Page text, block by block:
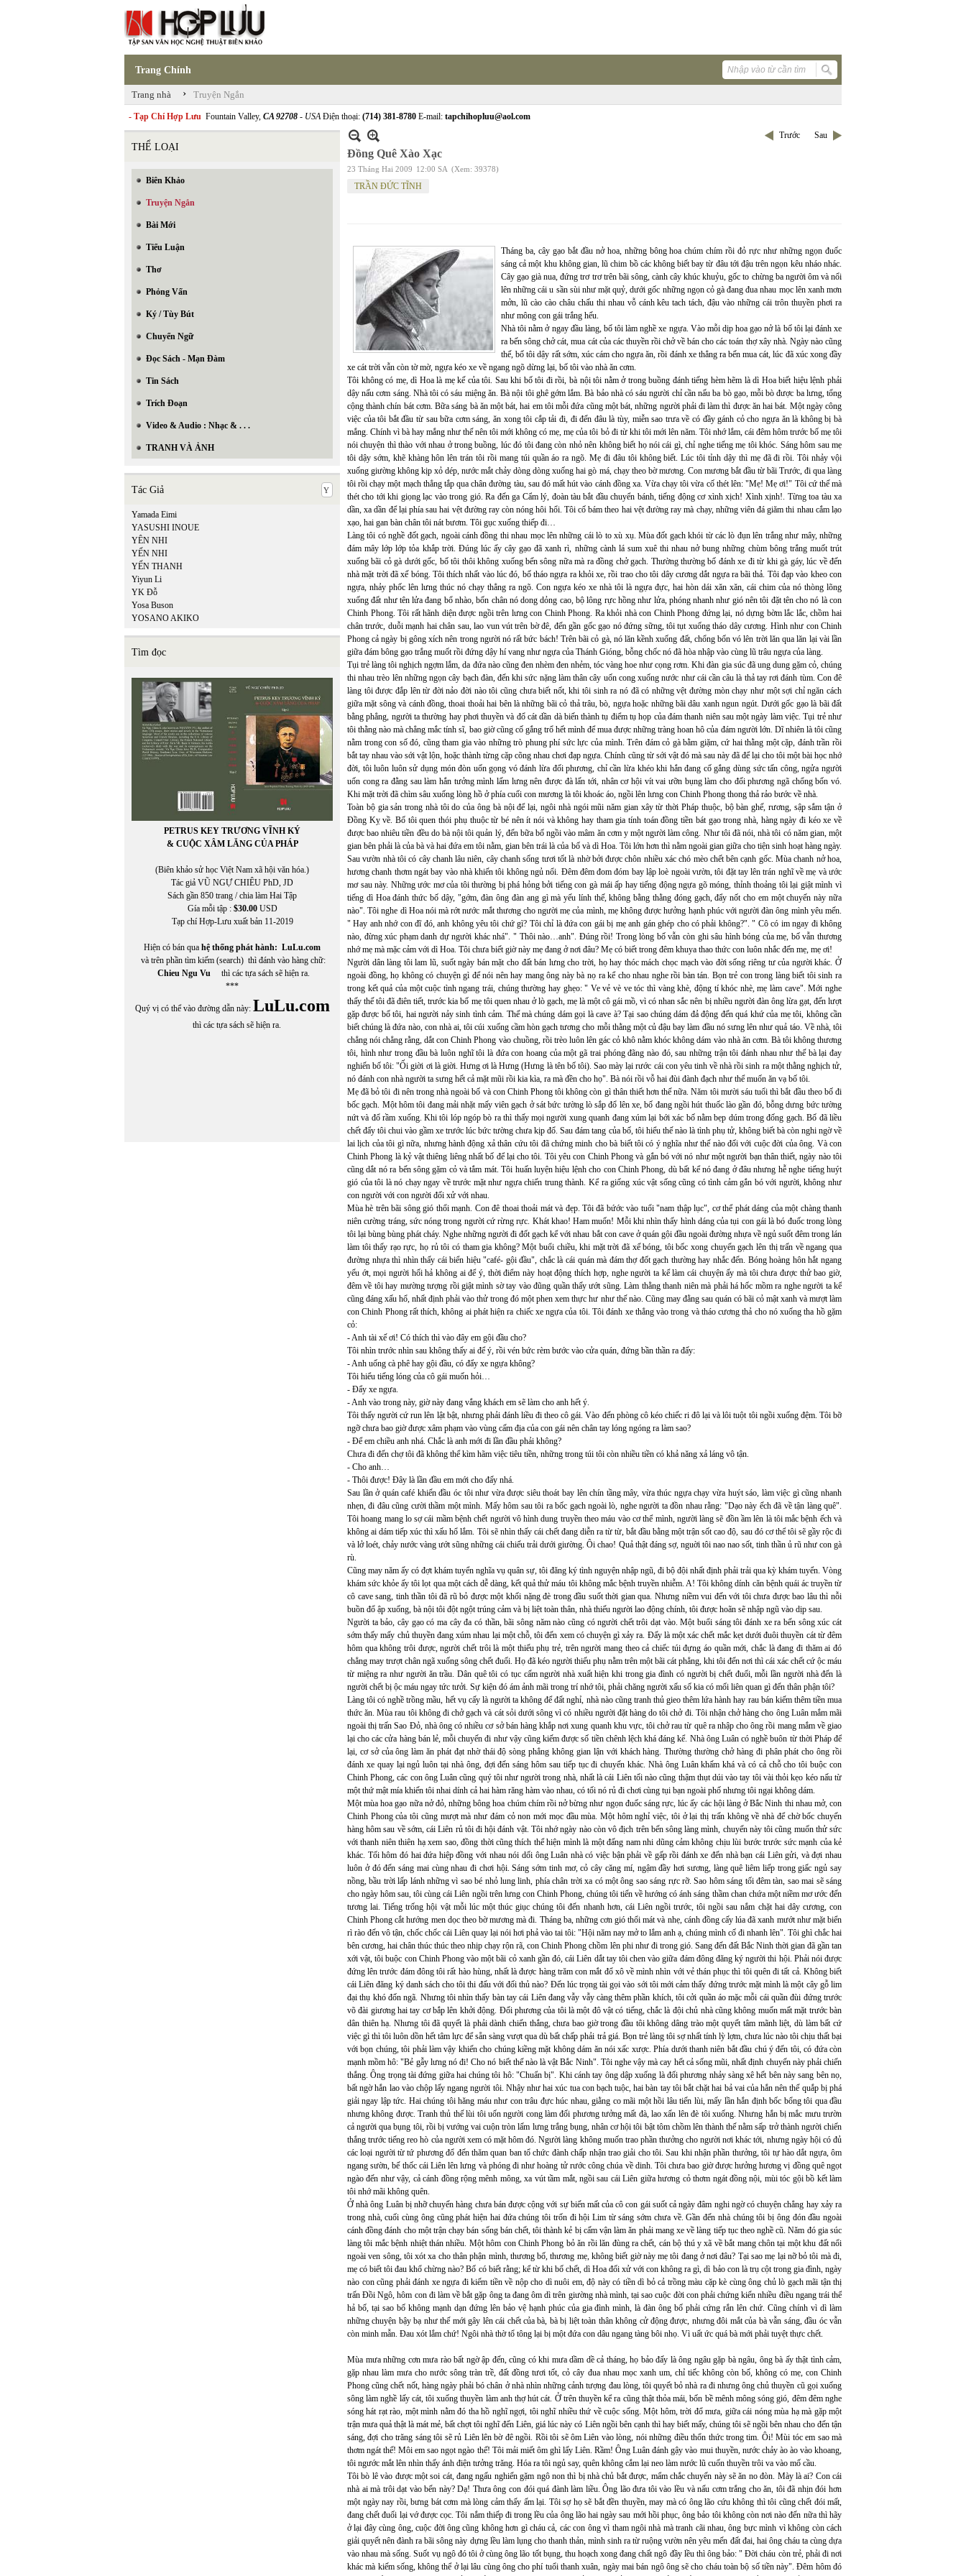
Trang Chính
Trang nhà › Truyện Ngắn
- Tạp Chí Hợp Lưu Fountain Valley, CA 92708 - USAĐiện thoại: (714) 381-8780 E-mail: tapchihopluu@aol.com
THỂ LOẠI
Biên Khảo
Truyện Ngắn
Bài Mới
Tiểu Luận
Thơ
Phỏng Vấn
Ký / Tùy Bút
Chuyển Ngữ
Đọc Sách - Mạn Đàm
Tin Sách
Trích Đoạn
Video & Audio : Nhạc & . . .
TRANH VÀ ẢNH
Tác Giả
Yamada Eimi
YASUSHI INOUE
YÊN NHI
YẾN NHI
YẾN THANH
Yiyun Li
YK Đỗ
Yosa Buson
YOSANO AKIKO
Tìm đọc
PETRUS KEY TRƯƠNG VĨNH KÝ
& CUỘC XÂM LĂNG CỦA PHÁP
(Biên khảo sử học Việt Nam xã hội văn hóa.)
Tác giả VŨ NGỰ CHIÊU PhD, JD
Sách gần 850 trang / chia làm Hai Tập
Gía mỗi tập : $30.00USD
Tạp chí Hợp-Lưu xuất bản 11-2019
Hiện có bán qua hệ thống phát hành: LuLu.com
và trên phần tìm kiếm (search) thì đánh vào hàng chữ:
Chieu Ngu Vu thì các tựa sách sẽ hiện ra.
***
Quý vị có thể vào đường dẫn này: LuLu.com
thì các tựa sách sẽ hiện ra.
Trước Sau
Đồng Quê Xào Xạc
23 Tháng Hai 2009 12:00 SA (Xem: 39378)
TRẦN ĐỨC TĨNH
Tháng ba, cây gạo bắt đầu nở hoa, những bông hoa chúm chím rồi đỏ rực như những ngọn đuốc
sáng cả một khu không gian, lũ chim bồ các không biết bay từ đâu tới đậu trên ngọn kêu nháo nhác.
Cây gạo già nua, đứng trơ trơ trên bãi sông, cành cây khúc khuỷu, gốc to chừng ba người ôm và nổi
lên những cái u sần sùi như mặt quỷ, dưới gốc những ngọn cỏ gà đang đua nhau mọc lên xanh mơn
mởn, lũ cào cào châu chấu thi nhau vỗ cánh kêu tach tách, đậu vào những cái trôn thuyền phơi ra
như mông con gái trắng hếu.
Nhà tôi nằm ở ngay đầu làng, bố tôi làm nghề xe ngựa. Vào mỗi dịp hoa gạo nở là bố tôi lại đánh xe
ra bến sông chở cát, mua cát của các thuyền rồi chở về bán cho các toán thợ xây nhà. Ngày nào cũng
thế, bố tôi dậy rất sớm, xúc cám cho ngựa ăn, rồi đánh xe thẳng ra bến mua cát, lúc đã xúc xong đầy
xe cát trời vẫn còn tờ mờ, ngựa kéo xe về ngang ngõ dừng lại, bố tôi vào nhà ăn cơm.
Tôi không có mẹ, dì Hoa là mẹ kế của tôi. Sau khi bố tôi đi rồi, bà nội tôi nằm ở trong buồng đánh tiếng hèm hẽm là dì Hoa biết hiệu lệnh phải
dậy nấu cơm sáng. Nhà tôi có sáu miệng ăn. Bà nội tôi ghê gớm lắm. Bà bảo nhà có sáu người chỉ cần nấu ba bò gạo, mỗi bò được ba lưng, tổng
cộng thành chín bát cơm. Bữa sáng bà ăn một bát, hai em tôi mỗi đứa cũng một bát, những người phải đi làm thì được ăn hai bát. Một ngày công
việc của tôi bắt đầu từ sau bữa cơm sáng, ăn xong tôi cắp tải đi, đi đến đâu là tùy, miễn sao trưa về có đầy gánh cỏ cho ngựa ăn là không bị bà
mắng. Chính vì bà hay mắng như thế nên tôi mới không có mẹ, mẹ của tôi bỏ đi từ khi tôi mới lên năm. Tôi nhớ lắm, cái đêm hôm trước bố mẹ tôi
nói chuyện thì thào với nhau ở trong buồng, lúc đó tôi đang còn nhỏ nên không biết họ nói cái gì, chỉ nghe tiếng mẹ tôi khóc. Sáng hôm sau mẹ
tôi dậy sớm, khẽ khàng hôn lên trán tôi rồi mang túi quần áo ra ngõ. Mẹ đi đâu tôi không biết. Lúc tôi tỉnh dậy thì mẹ đã đi rồi. Tôi nhảy vội
xuống giường không kịp xỏ dép, nước mắt chảy dòng dòng xuống hai gò má, chạy theo bờ mương. Con mương bắt đầu từ bãi Trước, đi qua làng
tôi rồi chạy một mạch thẳng tắp qua chân đường tàu, sau đó mất hút vào cánh đồng xa. Vừa chạy tôi vừa cố thét lên: "Mẹ! Mẹ ơi!" Tôi cứ thế mà
thét cho tới khi giọng lạc vào trong gió. Ra đến ga Cẩm lý, đoàn tàu bắt đầu chuyển bánh, tiếng động cơ xình xịch! Xình xịnh!. Từng toa tàu xa
dần, xa dần để lại phía sau hai vệt đường ray còn nóng hôi hổi. Tôi cố bám theo hai vệt đường ray mà chạy, những viên đá giăm thi nhau cắm lạo
xạo, hai gan bàn chân tôi nát bươm. Tôi gục xuống thiếp đi…
Làng tôi có nghề đốt gạch, ngoài cánh đồng thi nhau mọc lên những cái lò to xù xụ. Mùa đốt gạch khói từ các lò đụn lên trắng như mây, những
đám mây lớp lớp tỏa khắp trời. Đúng lúc ấy cây gạo đã xanh rì, những cành lá sum xuê thi nhau nở bung những chùm bông trắng muốt trút
xuống bãi cỏ gà dưới gốc, bố tôi thôi không xuống bến sông nữa mà ra đồng chở gạch. Thường thường bố đánh xe đi từ khi gà gáy, lúc về đến
nhà mặt trời đã xế bóng. Tôi thích nhất vào lúc đó, bố tháo ngựa ra khỏi xe, rồi trao cho tôi dây cương dắt ngựa ra bãi thả. Tôi đạp vào kheo con
ngựa, nhảy phốc lên lưng thúc nó chạy thẳng ra ngõ. Con ngựa kéo xe nhà tôi là ngựa đực, hai hòn dái xăn xăn, cái chim của nó thòng lõng
xuống đất như tên lửa đang bổ nhào, bốn chân nó dong dỏng cao, bộ lông rực hồng như lửa, phóng nhanh như gió nên tôi đặt tên cho nó là con
Chinh Phong. Tôi rất hãnh diện được ngồi trên lưng con Chinh Phong. Ra khỏi nhà con Chinh Phong đứng lại, nó dựng bờm lắc lắc, chồm hai
chân trước, duỗi mạnh hai chân sau, lao vun vút trên bờ đê, đến gần gốc gạo nó đứng sững, tôi tụt xuống tháo dây cương. Hình như con Chinh
Phong cả ngày bị gông xích nên trong người nó rất bức bách! Trên bãi cỏ gà, nó lăn kềnh xuống đất, chổng bốn vó lên trời lăn qua lăn lại vài lần
giữa đám bông gạo trắng muốt rồi đứng dậy hí vang như ngựa của Thánh Gióng, bỗng chốc nó đã hòa nhập vào cùng lũ trâu ngựa của làng.
Tụi trẻ làng tôi nghịch ngợm lắm, da đứa nào cũng đen nhèm đen nhẻm, tóc vàng hoe như cọng rơm. Khi đàn gia súc đã ung dung gặm cỏ, chúng
thi nhau trèo lên những ngọn cây bạch đàn, đến khi sức nặng làm thân cây uốn cong xuống nước như cái cần câu là thả tay rơi đánh tùm. Con đê
làng tôi được đắp lên từ đời nảo đời nào tôi cũng chưa biết nốt, khi tôi sinh ra nó đã có những vệt đường mòn chạy như một sợi chỉ ngăn cách
giữa mặt sông và cánh đồng, thoai thoải hai bên là những bãi cỏ thả trâu, bò, ngựa hoặc những bãi dâu xanh ngun ngút. Dưới gốc gạo là bãi đất
bằng phẳng, người ta thường hay phơi thuyền và đổ cát dần dà biến thành tụ điểm tụ họp của đám thanh niên sau một ngày làm việc. Tụi trẻ như
tôi thằng nào mà chẳng mắc tính sĩ, bao giờ cũng cố gắng trổ hết mình để mua được những tràng hoan hô của đám người lớn. Dĩ nhiên là tôi cũng
nằm trong con số đó, cũng tham gia vào những trò phung phí sức lực của mình. Trên đám cỏ gà bằm giặm, cứ hai thằng một cặp, đánh trần rồi
bắt tay nhau vào sới vật lộn, hoặc thành từng cặp cõng nhau chơi đạp ngựa. Chính cũng từ sới vật đó mà sau này đã để lại cho tôi một bài học nhớ
đời, tôi luôn luôn sử dụng món đòn uốn gọng vó đánh lừa đối phương, chỉ cần lừa khéo khi hắn đang cố gắng dùng sức tấn công, ngửa người
uốn cong ra đằng sau làm hắn tưởng mình lấm lưng nên được đà lấn tới, nhân cơ hội vít vai ưỡn bụng làm cho đối phương ngã chổng bốn vó.
Khi mặt trời đã chìm sâu xuống lòng hồ ở phía cuối con mương là tôi khoác áo, ngồi lên lưng con Chinh Phong thong thả rảo bước về nhà.
Toàn bộ gia sản trong nhà tôi do của ông bà nội để lại, ngôi nhà ngói mũi năm gian xây từ thời Pháp thuộc, bộ bàn ghế, rương, sập sắm tận ở
Đồng Kỵ về. Bố tôi quen thói phụ thuộc từ bé nên ít nói và không hay tham gia tính toán đồng tiền bát gạo trong nhà, hàng ngày đi kéo xe về
được bao nhiêu tiền đều do bà nội tôi quản lý, đến bữa bố ngồi vào mâm ăn cơm y một người làm công. Như tôi đã nói, nhà tôi có năm gian, một
gian bên phải là của bà và hai đứa em tôi nằm, gian bên trái là của bố và dì Hoa. Tôi lớn hơn thì nằm ngoài gian giữa cho tiện sinh hoạt hàng ngày.
Sau vườn nhà tôi có cây chanh lâu niên, cây chanh sống tươi tốt là nhờ bởi được chôn nhiều xác chó mèo chết bên cạnh gốc. Mùa chanh nở hoa,
hương chanh thơm ngát bay vào nhà khiến tôi không ngủ nổi. Đêm đêm đom đóm bay lập loè ngoài vườn, tôi đặt tay lên trán nghĩ về mẹ và ước
mơ sau này. Những ước mơ của tôi thường bị phá hỏng bởi tiếng con gà mái ấp hay tiếng động ngựa gõ móng, thỉnh thoảng tôi lại giật mình vì
tiếng dì Hoa đánh thức bố dậy, "gớm, đàn ông đàn ang gì mà yếu lính thế, không bằng thằng đóng gạch, đẩy nốt cho em một chuyến này nữa
nào". Tôi nghe dì Hoa nói mà rớt nước mắt thương cho người mẹ của mình, mẹ không được hưởng hạnh phúc với người đàn ông mình yêu mến.
" Hay anh nhớ con đĩ đó, anh không yêu tôi chứ gì? Tôi chỉ là đứa con gái bị mẹ anh gán ghép cho có phải không?". " Cô có im ngay đi không
nào, đừng xúc phạm danh dự người khác nhá". " Thôi nào…anh". Đúng rồi! Trong lòng bố vẫn còn ghi sâu hình bóng của mẹ, bố vẫn thương
nhớ mẹ mà mặc cảm với dì Hoa. Tôi chưa biết giờ này mẹ đang ở nơi đâu? Mẹ có biết trong đêm khuya thao thức con luôn nhắc đến mẹ, mẹ ơi!
Người dân làng tôi lam lũ, suốt ngày bán mặt cho đất bán lưng cho trời, họ hay thóc mách chọc mạch vào đời sống riêng tư của người khác. Ở
ngoài đồng, họ không có chuyện gì để nói nên hay mang ông này bà nọ ra kể cho nhau nghe rồi bàn tán. Bọn trẻ con trong làng biết tôi sinh ra
trong kết quả của một cuộc tình ngang trái, chúng thường hay ghẹo: " Ve vẻ vè ve tóc thì vàng khè, động tí khóc nhè, mẹ làm cave". Mới nghe
thấy thế tôi đã điên tiết, trước kia bố mẹ tôi quen nhau ở lò gạch, mẹ là một cô gái mồ, vì có nhan sắc nên bị nhiều người đàn ông lừa gạt, đến lượt
gặp được bố tôi, hai người nảy sinh tình cảm. Thế mà chúng dám gọi là cave à? Tại sao chúng dám đả động đến quá khứ của mẹ tôi, không cần
biết chúng là đứa nào, con nhà ai, tôi cúi xuống cầm hòn gạch tương cho mỗi thằng một củ đậu bay làm đầu nó sưng lên như quả táo. Về nhà, tôi
chẳng nói chẳng rằng, dắt con Chinh Phong vào chuồng, rồi trèo luôn lên gác cỏ khô nằm khóc không dám vào nhà ăn cơm. Bà tôi không thương
tôi, hình như trong đầu bà luôn nghĩ tôi là đứa con hoang của một gã trai phóng đãng nào đó, sau những trận tôi đánh nhau như thế bà lại đay
nghiến bố tôi: "Ối giời ơi là giời. Hưng ơi là Hưng (Hưng là tên bố tôi). Sao mày lại rước cái con yêu tinh về nhà rồi sinh ra một thằng nghịch tử,
nó đánh con nhà người ta sưng hết cả mặt mũi rồi kia kìa, ra mà đền cho họ". Bà nói rồi vỗ hai đùi đành đạch như thể muốn ăn vạ bố tôi.
Mẹ đã bỏ tôi đi nên trong nhà ngoài bố và con Chinh Phong tôi không còn gì thân thiết hơn thế nữa. Năm tôi mười sáu tuổi thì bắt đầu theo bố đi
bốc gạch. Một hôm tôi đang mải nhặt mấy viên gạch ở sát bức tường lò sắp đổ lên xe, bố đang ngồi hút thuốc lào gần đó, bỗng dưng bức tường
nứt và đổ rầm xuống. Khi tôi lóp ngóp bò ra thì thấy mọi người xung quanh đang xúm lại bới xác bố nằm bẹp dúm trong đống gạch. Bố đã liều
chết đẩy tôi chui vào gầm xe trước lúc bức tường chưa kịp đổ. Sau đám tang của bố, tôi hiểu thế nào là tình phụ tử, không biết bà còn nghi ngờ về
lai lịch của tôi gì nữa, nhưng hành động xả thân cứu tôi đã chứng minh cho bà biết tôi có ý nghĩa như thế nào đối với cuộc đời của ông. Và con
Chinh Phong là kỷ vật thiêng liêng nhất bố để lại cho tôi. Tôi yêu con Chinh Phong và gắn bó với nó như một người bạn thân thiết, ngày nào tôi
cũng dắt nó ra bến sông gặm cỏ và tắm mát. Tôi huấn luyện hiệu lệnh cho con Chinh Phong, dù bất kể nó đang ở đâu nhưng hễ nghe tiếng huýt
gió của tôi là nó chạy ngay về trước mặt như ngựa chiến trung thành. Kể ra giống xúc vật sống cũng có tình cảm gắn bó với người, không như
con người với con người đối xử với nhau.
Mùa hè trên bãi sông gió thổi mạnh. Con đê thoai thoải mát và đẹp. Tôi đã bứớc vào tuổi "nam thập lục", cơ thể phát dáng của một chàng thanh
niên cường tráng, sức nóng trong người cứ rừng rực. Khát khao! Ham muốn! Mỗi khi nhìn thấy hình dáng của tụi con gái là bó đuốc trong lòng
tôi lại bùng bùng phát cháy. Nghe những người đi đốt gạch kể với nhau bắt con cave ở quán gội đầu ngoài đường nhựa về ngủ suốt đêm trong lán
làm tôi thấy rạo rực, họ rủ tôi có tham gia không? Một buổi chiều, khi mặt trời đã xế bóng, tôi bốc xong chuyến gạch lên thị trấn về ngang qua
đường nhựa thì nhìn thấy cái biển hiệu "café- gội đầu", chắc là cái quán mà đám thợ đốt gạch thường hay nhắc đến. Bóng hoàng hôn hắt ngang
yếu ớt, mọi người hối hả không ai để ý, thời điểm này hoạt động thích hợp, nghe người ta kể làm cái chuyện ấy mà tôi chưa được thử bao giờ,
đêm về tôi hay mường tượng rồi giật mình sờ tay vào đũng quần thấy ướt sũng. Làm thằng thanh niên mà phải há hốc mồm ra nghe người ta kể
cũng đáng xấu hổ, nhất định phải vào thử trong đó một phen xem thực hư như thế nào. Cũng may đằng sau quán có bãi cỏ mật xanh và mượt làm
con Chinh Phong rất thích, không ai phát hiện ra chiếc xe ngựa của tôi. Tôi đánh xe thẳng vào trong và tháo cương thả cho nó xuống tha hồ gặm
cỏ:
- Anh tài xế ơi! Có thích thì vào đây em gội đầu cho?
Tôi nhìn trước nhìn sau không thấy ai để ý, rồi vén bức rèm bước vào cửa quán, đứng bần thần ra đấy:
- Anh uống cà phê hay gội đầu, có đẩy xe ngựa không?
Tôi hiểu tiếng lóng của cô gái muốn hỏi…
- Đẩy xe ngựa.
- Anh vào trong này, giờ này đang vắng khách em sẽ làm cho anh hết ý.
Tôi thấy người cứ run lên lật bật, nhưng phải đánh liều đi theo cô gái. Vào đến phòng cô kéo chiếc ri đô lại và lôi tuột tôi ngồi xuống đệm. Tôi bỡ
ngỡ chưa bao giờ được xâm phạm vào vùng cấm địa của con gái nên chân tay lóng ngóng ra làm sao?
- Để em chiều anh nhá. Chắc là anh mới đi lần đầu phải không?
Chưa đi đến chợ tôi đã không thể kìm hãm việc tiêu tiền, những trong túi tôi còn nhiều tiền có khả năng xả láng vô tận.
- Cho anh…
- Thôi được! Đây là lần đầu em mới cho đấy nhá.
Sau lần ở quán café khiến đầu óc tôi như vừa được siêu thoát bay lên chín tầng mây, vừa thúc ngựa chạy vừa huýt sáo, làm việc gì cũng nhanh
nhẹn, đi đâu cũng cười thầm một mình. Mấy hôm sau tôi ra bốc gạch ngoài lò, nghe người ta đồn nhau rằng: "Dạo này ếch đã về tận làng quê".
Tôi hoang mang lo sợ cái mầm bệnh chết người vô hình dung truyền theo máu vào cơ thể mình, người làng sẽ đồn ầm lên là tôi mắc bệnh ếch và
không ai dám tiếp xúc thì xấu hổ lắm. Tôi sẽ nhìn thấy cái chết đang diễn ra từ từ, bắt đầu bằng một trận sốt cao độ, sau đó cơ thể tôi sẽ gầy rộc đi
và lở loét, chảy nước vàng ướt sũng những cái chiếu trải dưới giường. Ôi chao! Quả thật đáng sợ, nguời tôi nao nao sốt, tinh thần ủ rũ như con gà
rù.
Cũng may năm ấy có đợt khám tuyển nghĩa vụ quân sự, tôi đăng ký tình nguyện nhập ngũ, đi bộ đội nhất định phải trải qua kỳ khám tuyển. Vòng
khám sức khỏe ấy tôi lọt qua một cách dễ dàng, kết quả thử máu tôi không mắc bệnh truyền nhiễm. A! Tôi không dính căn bệnh quái ác truyền từ
cô cave sang, tinh thần tôi đã rũ bỏ được một khối nặng đè trong đầu suốt thời gian qua. Nhưng niềm vui đến với tôi chưa được bao lâu thì nỗi
buồn đổ ập xuống, bà nội tôi đột ngột trúng cảm và bị liệt toàn thân, nhà thiếu người lao động chính, tôi được hoãn sẽ nhập ngũ vào dịp sau.
Người ta bảo, cây gạo có ma cây đa có thần, bãi sông năm nào cũng có người chết trôi dạt vào. Một buổi sáng tôi đánh xe ra bến sông xúc cát
sớm thấy mấy chủ thuyền đang xúm nhau lại một chỗ, tôi đến xem có chuyện gì xảy ra. Đấy là một xác chết mắc kẹt dưới đuôi thuyền cát từ đêm
hôm qua không trôi được, người chết trôi là một thiếu phụ trẻ, trên người mang theo cả chiếc túi đựng áo quần mới, chắc là đang đi thăm ai đó
chẳng may trượt chân ngã xuống sông chết đuối. Họ đã kéo người thiếu phụ nằm trên một bãi cát phẳng, khi tôi đến nơi thì cái xác chết cứ ộc máu
từ miệng ra như người ăn trầu. Dân quê tôi có tục cấm người nhà xuất hiện khi trong gia đình có người bị chết đuối, mỗi lần người nhà đến là
người chết bị ộc máu ngay tức tưởi. Sự kiện đó ám ảnh mãi trong trí nhớ tôi, phải chăng người xấu số kia có mối liên quan gì đến thân phận tôi?
Làng tôi có nghề trồng mầu, hết vụ cấy là người ta không để đất nghỉ, nhà nào cũng tranh thủ gieo thêm lứa hành hay rau bán kiếm thêm tiền mua
thức ăn. Mùa rau tôi không đi chở gạch và cát sỏi dưới sông vì có nhiều người đặt hàng do tôi chở đi. Tôi nhận chở hàng cho ông Luân mắm mãi
ngoài thị trấn Sao Đỏ, nhà ông có nhiều cơ sở bán hàng khắp nơi xung quanh khu vực, tôi chở rau từ quê ra nhập cho ông rồi mang mắm về giao
lại cho các cửa hàng bán lẻ, mỗi chuyến đi như vậy cũng kiếm được số tiền chênh lệch khá đáng kể. Nhà ông Luân có nghề buôn từ thời Pháp để
lại, cơ sở của ông làm ăn phát đạt nhờ thái độ sòng phẳng không gian lận với khách hàng. Thường thường chở hàng đi phân phát cho ông rồi
đánh xe quay lại ngủ luôn tại nhà ông, đợi đến sáng hôm sau tiếp tục đi chuyến khác. Nhà ông Luân khấm khá và có cả chỗ cho tôi buộc con
Chinh Phong, các con ông Luân cũng quý tôi như người trong nhà, nhất là cái Liên tối nào cũng thậm thụt dúi vào tay tôi vài thỏi kẹo kéo nấu từ
một thứ mật mía khiến tôi nhai dính cả hai hàm răng hàm vào nhau, có tối nó rủ đi chơi cùng tụi bạn ngoài phố nhưng tôi ngại không dám.
Một mùa hoa gạo nữa nở đỏ, những bông hoa chúm chím rồi nở bừng như ngọn đuốc sáng rực, lúc ấy các hội làng ở Bắc Ninh thi nhau mở, con
Chinh Phong của tôi cũng mượt mà như đám cỏ non mới mọc đầu mùa. Một hôm nghỉ việc, tôi ở lại thị trấn không về nhà để chờ bốc chuyến
hàng hôm sau về sớm, cái Liên rủ tôi đi hội đánh vật. Tôi nhớ ngày nào còn vô địch trên bến sông làng mình, chuyến này tôi cũng muốn thử sức
với thanh niên thiên hạ xem sao, đồng thời cũng thích thể hiện mình là một đấng nam nhi dũng cảm không chịu lùi bước trước sức mạnh của kẻ
khác. Tối hôm đó hai đứa hiệp đồng với nhau nói dối ông Luân nhà có việc bận phải về gấp rồi đánh xe đến nhà bạn cái Liên gửi, và đợi nhau
luôn ở đó đến sáng mai cùng nhau đi chơi hội. Sáng sớm tinh mơ, cỏ cây căng mí, ngậm đầy hơi sương, làng quê liêm liếp trong giấc ngủ say
nồng, bầu trời lấp lánh những vì sao bé nhỏ lung linh, phía chân trời xa có một ông sao sáng rực rỡ. Sao hôm sáng tối đêm tàn, sao mai sẽ sáng
cho ngày hôm sau, tôi cùng cái Liên ngồi trên lưng con Chinh Phong, chúng tôi tiến về hướng có ánh sáng thầm chan chứa một niềm mơ ước đến
tương lai. Tiếng trống hội vật mỗi lúc một thúc giục chúng tôi đến nhanh hơn, cái Liên ngồi trước, tôi ngồi sau nắm chặt hai dây cương, con
Chinh Phong cắt hướng men dọc theo bờ mương mà đi. Tháng ba, những cơn gió thổi mát và nhẹ, cánh đồng cấy lúa đã xanh mướt như mặt biển
rì rào đến vô tận, chốc chốc cái Liên quay lại nói hơi phả vào tai tôi: "Hội năm nay mở to lắm anh ạ, chúng mình cố đi nhanh lên". Tôi ghì chắc hai
bên cương, hai chân thúc thúc theo nhịp chạy rộn rã, con Chinh Phong chồm lên phi như đi trong gió. Sang đến đất Bắc Ninh thời gian đã gần tan
xới vật, tôi buộc con Chinh Phong vào một bãi cỏ xanh gần đó, cái Liên dắt tay tôi chen vào giữa đám đông đăng ký người thi hội. Phải nói được
đứng lên trước đám đông tôi rất hào hùng, nhất là được hàng trăm con mắt đổ xô về mình nhìn với vẻ thán phục thì tôi quên đi tất cả. Không biết
cái Liên đăng ký danh sách cho tôi thi đấu với đối thủ nào? Đến lúc trọng tài gọi vào sới tôi mới cảm thấy đứng trước mặt mình là một cây gỗ lim
đại thụ khó đốn ngã. Nhưng tôi nhìn thấy bàn tay cái Liên đang vẫy vẫy càng thêm phần khích, tôi cởi quần áo mặc mỗi cái quần đùi đứng trước
võ đài giương hai tay cơ bắp lên khởi động. Đối phương của tôi là một đô vật có tiếng, chắc là đội chủ nhà cũng không muốn mất mặt trước bàn
dân thiên hạ. Nhưng tôi đã quyết là phải dành chiến thắng, chưa bao giờ trong đầu tôi không dâng trào một quyết tâm mãnh liệt, dù làm bất cứ
việc gì thì tôi luôn dồn hết tâm lực để sẵn sàng vượt qua dù bất chấp phải trả giá. Bọn trẻ làng tôi sợ nhất tính lỳ lợm, chưa lúc nào tôi chịu thất bại
với bọn chúng, tôi phải làm vậy khiến cho chúng kiềng mặt không dám ăn nói xấc xược. Phía dưới thanh niên bắt đầu chú ý đến tôi, có đứa còn
mạnh mồm hô: "Bẻ gẫy lưng nó đi! Cho nó biết thế nào là vật Bắc Ninh". Tôi nghe vậy mà cay hết cả sống mũi, nhất định chuyến này phải chiến
thắng. Ông trọng tài đứng giữa hai chúng tôi hô: "Chuẩn bị". Khi cánh tay ông dập xuống là đối phương nhảy sàng xê hết bên này sang bên nọ,
bất ngờ hắn lao vào chộp lấy ngang người tôi. Nhậy như hai xúc tua con bạch tuộc, hai bàn tay tôi bắt chặt hai bả vai của hắn nên thế quắp bị phá
giải ngay lập tức. Hai chúng tôi hăng máu như con trâu đực húc nhau, giằng co mãi một hồi lâu tiến lùi, mấy lần hắn định bốc bổng tôi qua đầu
nhưng không được. Tranh thủ thế lùi tôi uốn người cong làm đối phương tưởng mất đà, lao xấn lên đè tôi xuống. Nhưng hắn bị mắc mưu trườn
cả người qua bụng tôi, rồi bị vướng vai cuộn tròn lấm lưng trắng bụng, nhân cơ hội tôi bật tôm chồm lên thành thế nằm sấp trở thành người chiến
thắng trước tiếng reo hò của người xem có mặt hôm đó. Người làng không muốn trao phần thưởng cho người nơi khác tới, nhưng ngày hội có đủ
các loại người từ tứ phương đổ đến thăm quan ban tổ chức đành chấp nhận trao giải cho tôi. Sau khi nhận phần thưởng, tôi tự hào dắt ngựa, ôm
ngang sườn, bế thốc cái Liên lên lưng và phóng đi như hoàng tử rước công chúa về dinh. Tôi chưa bao giờ được hưởng hương vị đồng quê ngọt
ngào đến như vậy, cả cánh đồng rộng mênh mông, xa vút tầm mắt, ngồi sau cái Liên giữa hương cỏ thơm ngát đồng nội, mùi tóc gội bồ kết làm
tôi nhớ mãi không quên.
Ở nhà ông Luân bị nhỡ chuyến hàng chưa bán được cộng với sự biến mất của cô con gái suốt cả ngày đâm nghi ngờ có chuyện chẳng hay xảy ra
trong nhà, cuối cùng ông cũng phát hiện hai đứa chúng tôi trốn đi hội Lim từ sáng sớm chưa về. Gần đến nhà chúng tôi bị ông đón đầu ngoài
cánh đồng đánh cho một trận chạy bán sống bán chết, tôi thành kẻ bị cấm vận làm ăn phải mang xe về làng tiếp tục theo nghề cũ. Năm đó gia súc
làng tôi mắc bệnh nhiệt thán nhiều. Một hôm con Chinh Phong bỏ ăn rồi lăn đùng ra chết, cán bộ thú y xã về bắt mang chôn tại một khu đất nổi
ngoài ven sông, tôi xót xa cho thân phận mình, thương bố, thương mẹ, không biết giờ này mẹ tôi đang ở nơi đâu? Tại sao mẹ lại nỡ bỏ tôi mà đi,
mẹ có biết tôi đau khổ chừng nào? Bố có biết rằng; kể từ khi bố chết, dì Hoa đối xử với con không ra gì, dì bảo con là trụ cột trong gia đình, ngày
nào con cũng phải đánh xe ngựa đi kiếm tiền về nộp cho dì nuôi em, độ này có tiền dì bỏ cả trồng màu cặp kè cùng ông chủ lò gạch mãi tận thị
trấn Đồi Ngô, hôm con đi làm về bắt gặp ông ta đang ôm dì trên giường nhà mình, tại sao cuộc đời con phải chứng kiến nhiều điều ngang trái thế
hả bố, tại sao bố không mạnh dạn đứng lên bảo vệ hạnh phúc của gia đình mình, là đàn ông bố phải cứng rắn lên chứ. Cũng chính vì dì làm
những chuyện bậy bạ như thế mới gây lên cái chết của bà, bà bị liệt toàn thân không cử động được, nhưng đôi mắt của bà vẫn sáng, đầu óc vẫn
còn minh mẫn. Đau xót lắm chứ! Ngôi nhà thờ tổ tông lại bị một đứa con dâu ngang tàng bôi nhọ. Vì uất ức quá bà mới phải tuyệt thực chết.
Mùa mưa những cơn mưa rào bất ngờ ập đến, cũng có khi mưa dầm dề cả tháng, họ bảo đấy là ông ngâu gặp bà ngâu, ông bà ấy thật tình cảm,
gặp nhau làm mưa cho nước sông tràn trề, đất đồng tươi tốt, cỏ cây đua nhau mọc xanh um, chỉ tiếc không còn bố, không có mẹ, con Chinh
Phong cũng chết nốt, hàng ngày phải bó chân ở nhà nhìn những cảnh tượng đau lòng, tôi quyết bỏ nhà ra đi nhưng ông chủ thuyền cũ gọi xuống
sông làm nghề lấy cát, tôi xuống thuyền làm anh thợ hút cát. Ở trên thuyền kể ra cũng thật thỏa mái, bốn bề mênh mông sóng gió, đêm đêm nghe
sóng hát rạt rào, một mình nằm đó tha hồ nghĩ ngợi, tôi nghĩ nhiều thứ về cuộc sống. Một hôm, trời đổ mưa, giữa cái nóng mùa hạ mà gặp một
trận mưa quả thật là mát mẻ, bất chợt tôi nghĩ đến Liên, giá lúc này có Liên ngồi bên cạnh thì hay biết mấy, chúng tôi sẽ ngồi bên nhau cho đến tận
sáng, đợi cho trăng sáng tôi sẽ rủ Liên lên bờ đê ngồi. Rồi tôi sẽ ôm Liên vào lòng, nói những điều thổn thức trong tim. Ôi! Mùi tóc em sao mà
thơm ngát thế! Môi em sao ngọt ngào thế! Tôi mải miết ôm ghì lấy Liên. Rầm! Ông Luân đánh gậy vào mui thuyền, nước chảy ào ào vào khoang,
tôi ngước mắt lên nhìn thấy ánh điện tưởng trăng. Hóa ra tôi ngủ say, quên không cắm lại neo làm nước lũ cuốn thuyền trôi va vào mố cầu.
Tôi bò lê vào được một soi cát, đang ngấu nghiến gặm ngô non thì bị nhà chủ bắt được, mẩm chắc chuyến này sẽ ăn no đòn. Mày là ai? Con cái
nhà ai mà trôi dạt vào bến này? Dạ! Thưa ông con đói quá đành làm liều. Ông lão đưa tôi vào lều và nấu cơm trắng cho ăn, tôi đã nhịn đói hơn
một ngày nay rồi, bưng bát cơm mà lòng cảm thấy ấm lại. Tôi sợ họ sẽ bắt đền thuyền, may mà có ông lão cứu không thì tôi cũng chết đói mất,
đang chết đuối lại vớ được cọc. Tôi nắm thiếp đi trong lều của ông lão hai ngày sau mới hồi phục, ông bảo tôi không còn nơi nào đến nữa thì hãy
ở lại đây cùng ông, cuộc đời ông cũng không hơn gì cháu cả, các con ông vì tham ngôi nhà mà tranh cãi nhau, ông bực mình vì không còn cách
giải quyết nên đành ra bãi sông này dựng lều làm lụng cho thanh thản, mình sinh ra từ ruộng vườn nên yêu mến đất đai, hai ông cháu ta cùng dựa
vào nhau mà sống. Suốt vụ ngô đó tôi ở cùng ông lão tốt bụng, thu hoạch xong đang chất ngô đầy lều thì ông bảo: " Đời cháu còn trẻ, phải đi nơi
khác mà kiếm sống, không thể ở lại lâu cùng ông cho phí tuổi thanh xuân, ngày mai bán ngô ông sẽ cho cháu toàn bộ số tiền này". Đêm hôm đó